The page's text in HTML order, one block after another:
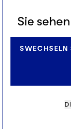
Sie
SWECHSELN